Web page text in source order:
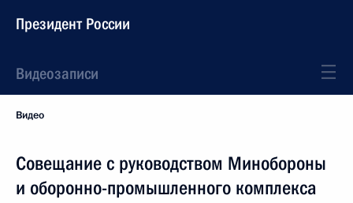
Президент России
Видеозаписи
Видео
Совещание с руководством Минобороны
и оборонно-промышленного комплекса